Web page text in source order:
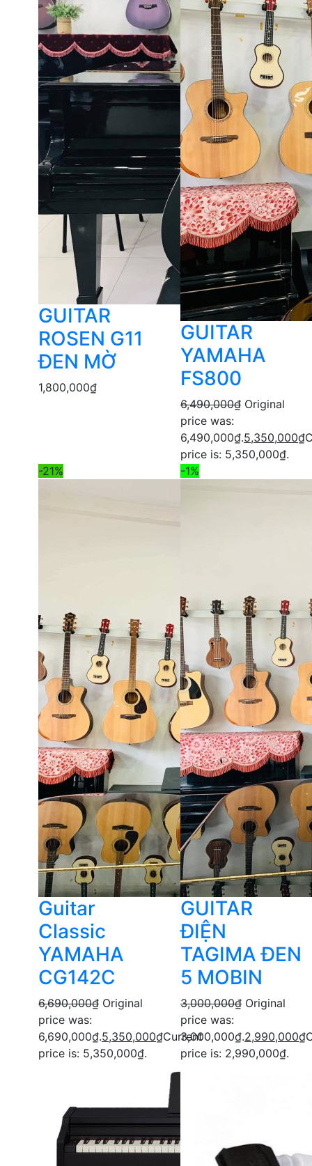
GUITAR
ROSEN G11
ĐEN MỜ
1,800,000₫
GUITAR
YAMAHA
FS800
6,490,000₫ Original
price was:
6,490,000₫.5,350,000₫
price is: 5,350,000₫.
-21%
Guitar
Classic
YAMAHA
CG142C
6,690,000₫ Original
price was:
6,690,000₫.5,350,000₫Current
price is: 5,350,000₫.
-1%
GUITAR
ĐIỆN
TAGIMA ĐEN
5 MOBIN
3,000,000₫ Original
price was:
3,000,000₫.2,990,000₫
price is: 2,990,000₫.